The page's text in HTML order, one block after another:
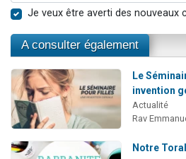
Je veux être averti des nouveaux
A consulter également
Le
invention
Actualité
Rav
Notre